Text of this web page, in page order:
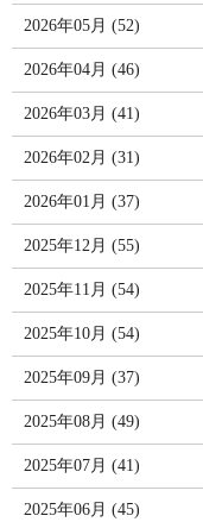
2026年05月 (52)
2026年04月 (46)
2026年03月 (41)
2026年02月 (31)
2026年01月 (37)
2025年12月 (55)
2025年11月 (54)
2025年10月 (54)
2025年09月 (37)
2025年08月 (49)
2025年07月 (41)
2025年06月 (45)